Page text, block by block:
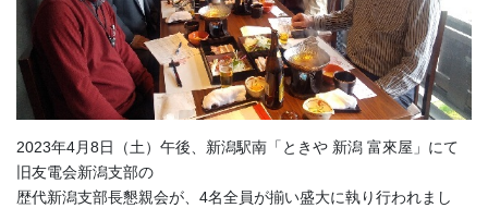
2023年4月8日（土）午後、新潟駅南「ときや 新潟 富來屋」にて
旧友電会新潟支部の
歴代新潟支部長懇親会が、4名全員が揃い盛大に執り行われまし